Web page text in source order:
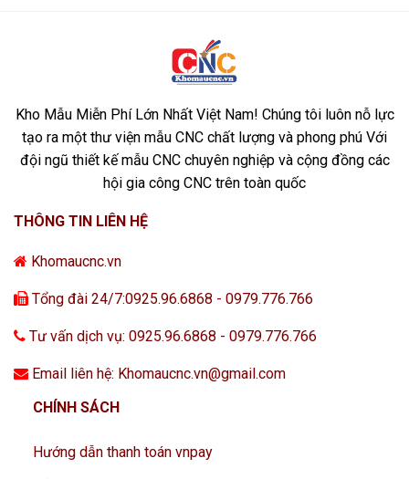
Kho Mẫu Miễn Phí Lớn Nhất Việt Nam! Chúng tôi luôn nỗ lực
tạo ra một thư viện mẫu CNC chất lượng và phong phú Với
đội ngũ thiết kế mẫu CNC chuyên nghiệp và cộng đồng các
hội gia công CNC trên toàn quốc
THÔNG TIN LIÊN HỆ
Khomaucnc.vn
Tổng đài 24/7:0925.96.6868 - 0979.776.766
Tư vấn dịch vụ: 0925.96.6868 - 0979.776.766
Email liên hệ: Khomaucnc.vn@gmail.com
CHÍNH SÁCH
Hướng dẫn thanh toán vnpay